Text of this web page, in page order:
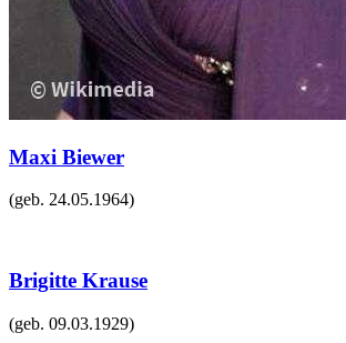
Maxi Biewer
(geb. 24.05.1964)
Brigitte Krause
(geb. 09.03.1929)